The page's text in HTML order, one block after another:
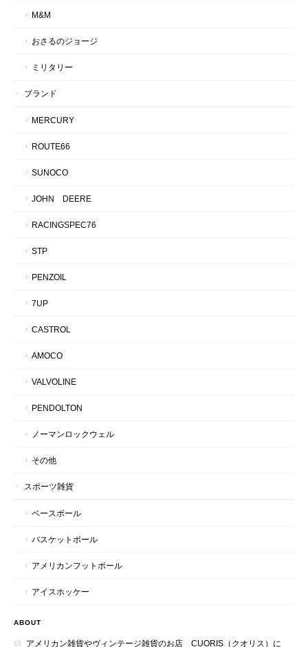
M&M
おさるのジョージ
ミリタリー
ブランド
MERCURY
ROUTE66
SUNOCO
JOHN DEERE
RACINGSPEC76
STP
PENZOIL
7UP
CASTROL
AMOCO
VALVOLINE
PENDOLTON
ノーマンロックウェル
その他
スポーツ雑貨
ベースボール
バスケットボール
アメリカンフットボール
アイスホッケー
ABOUT
アメリカン雑貨やヴィンテージ雑貨のお店 CUORIS（クオリス）に